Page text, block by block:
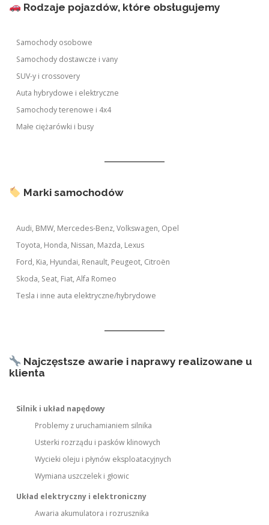
Rodzaje pojazdów, które obsługujemy
Samochody osobowe
Samochody dostawcze i vany
SUV-y i crossovery
Auta hybrydowe i elektryczne
Samochody terenowe i 4x4
Małe ciężarówki i busy
Marki samochodów
Audi, BMW, Mercedes-Benz, Volkswagen, Opel
Toyota, Honda, Nissan, Mazda, Lexus
Ford, Kia, Hyundai, Renault, Peugeot, Citroën
Skoda, Seat, Fiat, Alfa Romeo
Tesla i inne auta elektryczne/hybrydowe
Najczęstsze awarie i naprawy realizowane u
klienta
Silnik i układ napędowy
Problemy z uruchamianiem silnika
Usterki rozrządu i pasków klinowych
Wycieki oleju i płynów eksploatacyjnych
Wymiana uszczelek i głowic
Układ elektryczny i elektroniczny
Awaria akumulatora i rozrusznika